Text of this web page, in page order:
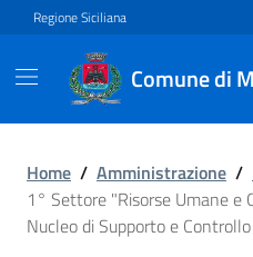
Vai ai contenuti
Vai al footer
Regione Siciliana
Comune di
1° Settore
Home / Amministrazione /
1° Settore "Risorse Umane
Nucleo di Supporto e